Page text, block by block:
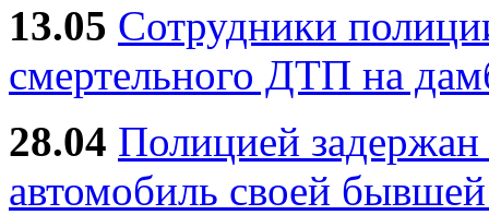
13.05 Сотрудники
смертельного ДТП на
28.04 Полицией
автомобиль своей